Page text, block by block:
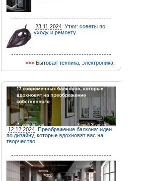
23.11.2024 Утюг: советы по
уходу и ремонту
Бытовая техника, электроника
12.12.2024 Преображение балкона: идеи
по дизайну, которые вдохновят вас на
творчество